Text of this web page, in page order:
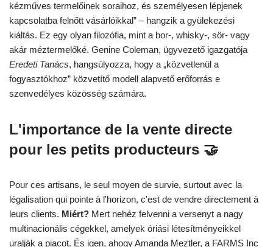
kézműves termelőinek soraihoz, és személyesen lépjenek
kapcsolatba felnőtt vásárlóikkal” – hangzik a gyülekezési
kiáltás. Ez egy olyan filozófia, mint a bor-, whisky-, sör- vagy
akár méztermelőké. Genine Coleman, ügyvezető igazgatója
Eredeti Tanács, hangsúlyozza, hogy a „közvetlenül a
fogyasztókhoz” közvetítő modell alapvető erőforrás e
szenvedélyes közösség számára.
L'importance de la vente directe
pour les petits producteurs 🤝
Pour ces artisans, le seul moyen de survie, surtout avec la
légalisation qui pointe à l'horizon, c'est de vendre directement à
leurs clients. Miért? Mert nehéz felvenni a versenyt a nagy
multinacionális cégekkel, amelyek óriási létesítményeikkel
uralják a piacot. És igen, ahogy Amanda Meztler, a FARMS Inc